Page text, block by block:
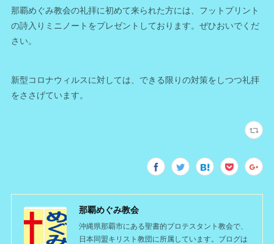
那覇めぐみ教会の礼拝に初めて来られた方には、フットプリント
の詩入りミニノートをプレゼントしております。ぜひおいでくだ
さい。
新型コロナウィルスに対しては、できる限りの対策をしつつ礼拝
をささげています。
那覇めぐみ教会
沖縄県那覇市にある聖書的プロテスタント教会で、
日本同盟キリスト教団に所属しています。ブログは